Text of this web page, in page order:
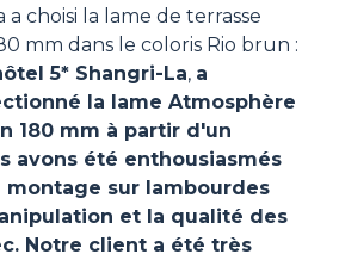
choisi la lame de terrasse
mm dans le coloris Rio brun :
5* Shangri-La, a
la lame Atmosphère
180 mm à partir d'un
avons été enthousiasmés
sur lambourdes
et la qualité des
Notre client a été très